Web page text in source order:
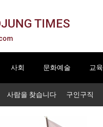
TIMES
사회 문화예술 교육
사람을 찾습니다 구인구직